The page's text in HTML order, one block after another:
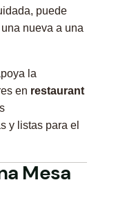
puede
nueva a una
la
en restaurant
y listas para el
Mesa